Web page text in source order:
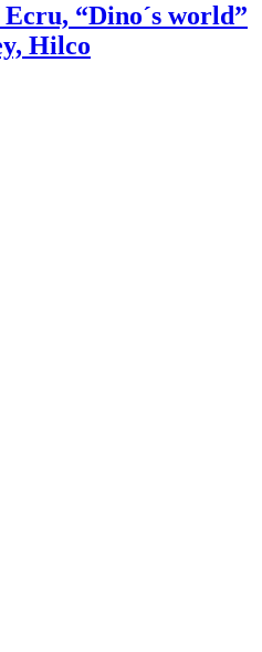
“Dino´s world”
Hilco